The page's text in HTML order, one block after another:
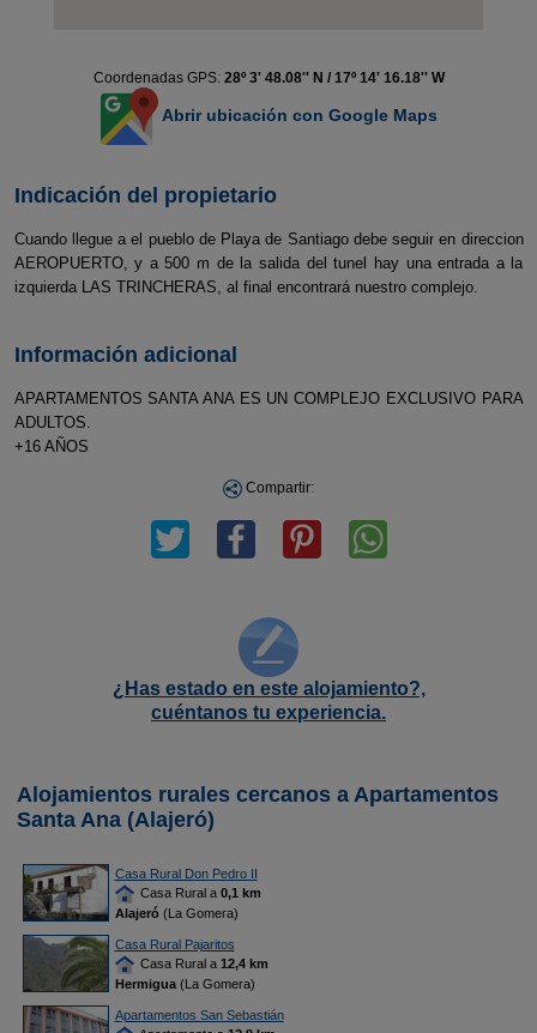
Coordenadas GPS: 28º 3' 48.08'' N / 17º 14' 16.18'' W
Abrir ubicación con Google Maps
Indicación del propietario
Cuando llegue a el pueblo de Playa de Santiago debe seguir en direccion
AEROPUERTO, y a 500 m de la salida del tunel hay una entrada a la
izquierda LAS TRINCHERAS, al final encontrará nuestro complejo.
Información adicional
APARTAMENTOS SANTA ANA ES UN COMPLEJO EXCLUSIVO PARA
ADULTOS.
+16 AÑOS
Compartir:
¿Has estado en este alojamiento?,
cuéntanos tu experiencia.
Alojamientos rurales cercanos a Apartamentos
Santa Ana (Alajeró)
Casa Rural Don Pedro II
Casa Rural a 0,1 km
Alajeró(La Gomera)
Casa Rural Pajaritos
Casa Rural a 12,4 km
Hermigua(La Gomera)
Apartamentos San Sebastián